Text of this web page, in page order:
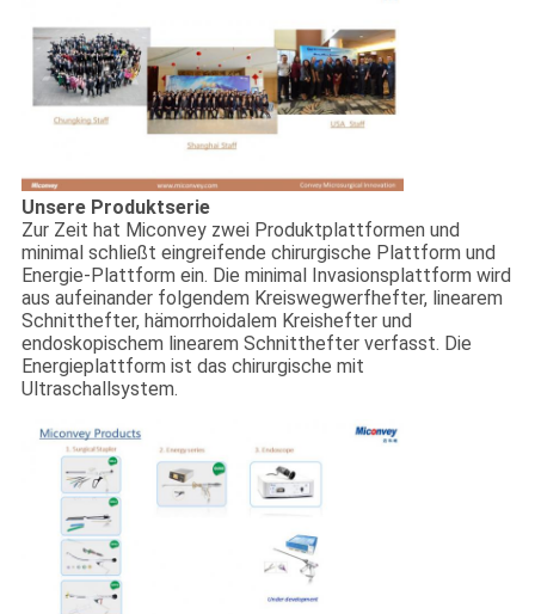
Unsere Produktserie
Zur Zeit hat Miconvey zwei Produktplattformen und
minimal schließt eingreifende chirurgische Plattform und
Energie-Plattform ein. Die minimal Invasionsplattform wird
aus aufeinander folgendem Kreiswegwerfhefter, linearem
Schnitthefter, hämorrhoidalem Kreishefter und
endoskopischem linearem Schnitthefter verfasst. Die
Energieplattform ist das chirurgische mit
Ultraschallsystem.